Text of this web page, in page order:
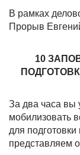
В рамках
Прорыв
10
За два часа вы
мобилизовать
для
представляем